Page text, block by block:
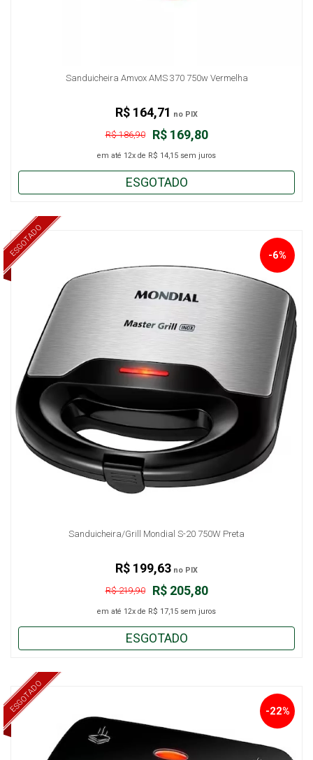
Sanduicheira Amvox AMS 370 750w Vermelha
R$ 169,80
R$ 186,90
em até 12x de R$ 14,15 sem juros
R$ 164,71 no PIX
ESGOTADO
ESGOTADO
Sanduicheira/Grill Mondial S-20 750W Preta
R$ 205,80
R$ 219,90
-6%
em até 12x de R$ 17,15 sem juros
R$ 199,63 no PIX
ESGOTADO
ESGOTADO -22%